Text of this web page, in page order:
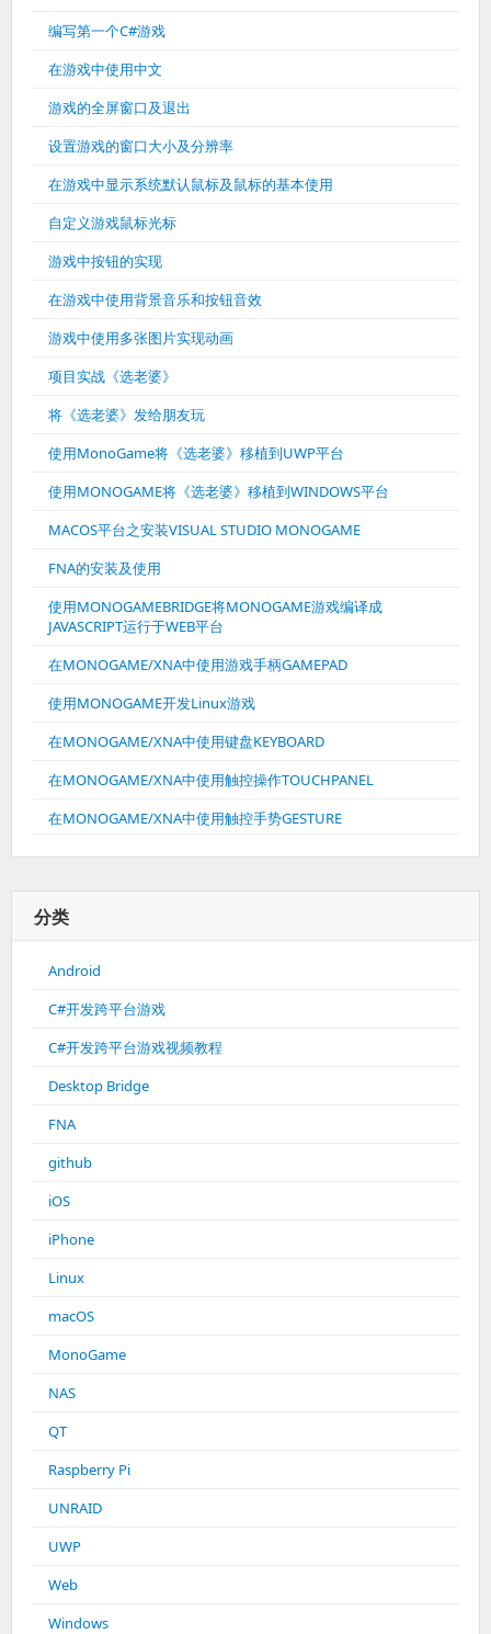
编写第一个C#游戏
在游戏中使用中文
游戏的全屏窗口及退出
设置游戏的窗口大小及分辨率
在游戏中显示系统默认鼠标及鼠标的基本使用
自定义游戏鼠标光标
游戏中按钮的实现
在游戏中使用背景音乐和按钮音效
游戏中使用多张图片实现动画
项目实战《选老婆》
将《选老婆》发给朋友玩
使用MonoGame将《选老婆》移植到UWP平台
使用MONOGAME将《选老婆》移植到WINDOWS平台
MACOS平台之安装VISUAL STUDIO MONOGAME
FNA的安装及使用
使用MONOGAMEBRIDGE将MONOGAME游戏编译成
JAVASCRIPT运行于WEB平台
在MONOGAME/XNA中使用游戏手柄GAMEPAD
使用MONOGAME开发Linux游戏
在MONOGAME/XNA中使用键盘KEYBOARD
在MONOGAME/XNA中使用触控操作TOUCHPANEL
在MONOGAME/XNA中使用触控手势GESTURE
分类
Android
C#开发跨平台游戏
C#开发跨平台游戏视频教程
Desktop Bridge
FNA
github
iOS
iPhone
Linux
macOS
MonoGame
NAS
QT
Raspberry Pi
UNRAID
UWP
Web
Windows